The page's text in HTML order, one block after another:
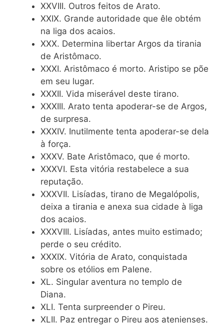
XXVIII. Outros feitos de Arato.
XXIX. Grande autoridade que êle obtém
na liga dos acaios.
XXX. Determina libertar Argos da tirania
de Aristômaco.
XXXI. Aristômaco é morto. Aristipo se põe
em seu lugar.
XXXII. Vida miserável deste tirano.
XXXIII. Arato tenta apoderar-se de Argos,
de surpresa.
XXXIV. Inutilmente tenta apoderar-se dela
à força.
XXXV. Bate Aristômaco, que é morto.
XXXVI. Esta vitória restabelece a sua
reputação.
XXXVII. Lisíadas, tirano de Megalópolis,
deixa a tirania e anexa sua cidade à liga
dos acaios.
XXXVIII. Lisíadas, antes muito estimado;
perde o seu crédito.
XXXIX. Vitória de Arato, conquistada
sobre os etólios em Palene.
XL. Singular aventura no templo de
Diana.
XLI. Tenta surpreender o Pireu.
XLII. Paz entregar o Pireu aos atenienses.